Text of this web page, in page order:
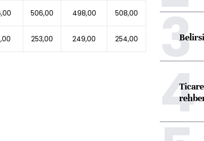
506,00 498,00 508,00
253,00 249,00 254,00 3
4